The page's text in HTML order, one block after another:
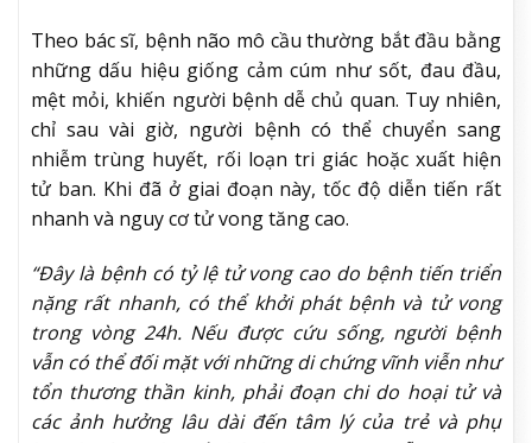
Theo bác sĩ, bệnh não mô cầu thường bắt đầu bằng
những dấu hiệu giống cảm cúm như sốt, đau đầu,
mệt mỏi, khiến người bệnh dễ chủ quan. Tuy nhiên,
chỉ sau vài giờ, người bệnh có thể chuyển sang
nhiễm trùng huyết, rối loạn tri giác hoặc xuất hiện
tử ban. Khi đã ở giai đoạn này, tốc độ diễn tiến rất
nhanh và nguy cơ tử vong tăng cao.
“Đây là bệnh có tỷ lệ tử vong cao do bệnh tiến triển
nặng rất nhanh, có thể khởi phát bệnh và tử vong
trong vòng 24h. Nếu được cứu sống, người bệnh
vẫn có thể đối mặt với những di chứng vĩnh viễn như
tổn thương thần kinh, phải đoạn chi do hoại tử và
các ảnh hưởng lâu dài đến tâm lý của trẻ và phụ